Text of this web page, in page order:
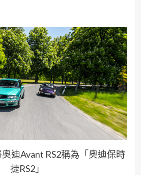
迪Avant RS2稱為「奧迪保時
捷RS2」